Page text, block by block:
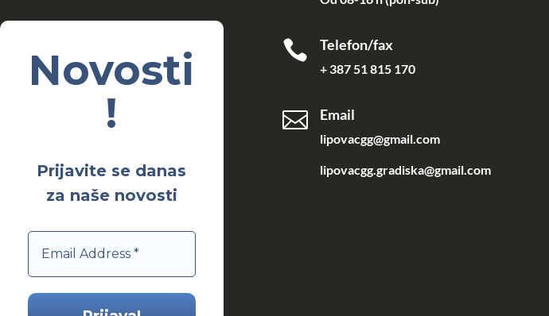
Novosti
!
Prijavite se danas
za naše novosti
 Telefon/fax
+ 387 51 815 170
 Email
lipovacgg@gmail.com
lipovacgg.gradiska@gmail.com